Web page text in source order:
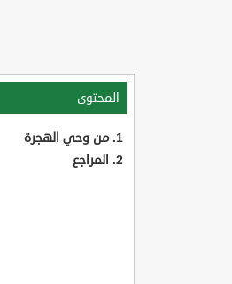
المحتوى
من وحي الهجرة
المراجع